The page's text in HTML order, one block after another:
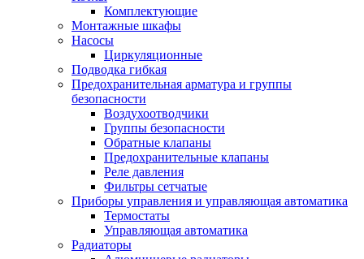
Комплектующие
Монтажные шкафы
Насосы
Циркуляционные
Подводка гибкая
Предохранительная арматура и группы
безопасности
Воздухоотводчики
Группы безопасности
Обратные клапаны
Предохранительные клапаны
Реле давления
Фильтры сетчатые
Приборы управления и управляющая автоматика
Термостаты
Управляющая автоматика
Радиаторы